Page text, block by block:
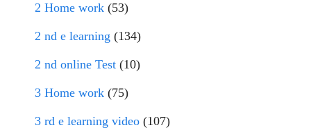
2 Home work (53)
2 nd e learning (134)
2 nd online Test (10)
3 Home work (75)
3 rd e learning video (107)